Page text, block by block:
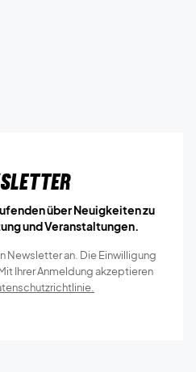
über Neuigkeiten zu
und Veranstaltungen.
Newsletter an. Die Einwilligung
Ihrer Anmeldung akzeptieren